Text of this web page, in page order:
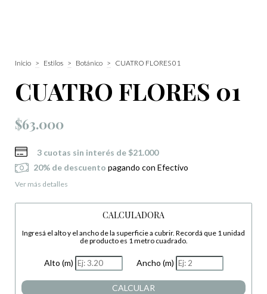
Inicio > Estilos > Botánico > CUATRO FLORES 01
CUATRO FLORES 01
$63.000
3 cuotas sin interés de $21.000
20% de descuento pagando con Efectivo
Ver más detalles
CALCULADORA
Ingresá el alto y el ancho de la superficie a cubrir. Recordá que 1 unidad
de producto es 1 metro cuadrado.
Alto (m) Ancho (m)
CALCULAR